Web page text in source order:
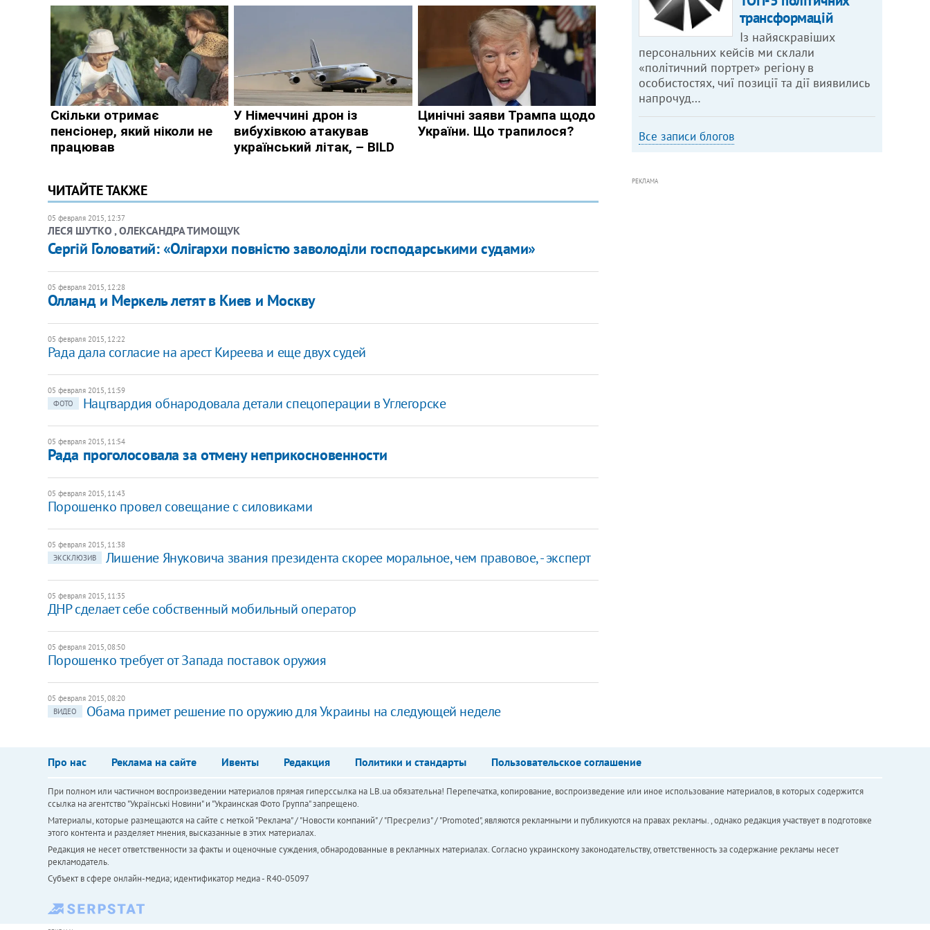
ЧИТАЙТЕ ТАКЖЕ
05 февраля 2015, 12:37
ЛЕСЯ ШУТКО , ОЛЕКСАНДРА ТИМОЩУК
Сергій Головатий: «Олігархи повністю заволоділи господарськими судами»
05 февраля 2015, 12:28
Олланд и Меркель летят в Киев и Москву
05 февраля 2015, 12:22
Рада дала согласие на арест Киреева и еще двух судей
05 февраля 2015, 11:59
ФОТО
Нацгвардия обнародовала детали спецоперации в Углегорске
05 февраля 2015, 11:54
Рада проголосовала за отмену неприкосновенности
05 февраля 2015, 11:43
Порошенко провел совещание с силовиками
05 февраля 2015, 11:38
ЭКСКЛЮЗИВ
Лишение Януковича звания президента скорее моральное, чем правовое, - эксперт
05 февраля 2015, 11:35
ДНР сделает себе собственный мобильный оператор
05 февраля 2015, 08:50
Порошенко требует от Запада поставок оружия
05 февраля 2015, 08:20
ВИДЕО
Обама примет решение по оружию для Украины на следующей неделе
трансформацій
Із найяскравіших
персональних кейсів ми склали
«політичний портрет» регіону в
особистостях, чиї позиції та дії виявились
напрочуд…
Все записи блогов
РЕКЛАМА
Про нас Реклама на сайте Ивенты Редакция Политики и стандарты Пользовательское соглашение
При полном или частичном воспроизведении материалов прямая гиперссылка на LB.ua обязательна! Перепечатка, копирование, воспроизведение или иное использование материалов, в которых содержится
ссылка на агентство "Українськi Новини" и "Украинская Фото Группа" запрещено.
Материалы, которые размещаются на сайте с меткой "Реклама" / "Новости компаний" / "Пресрелиз" / "Promoted", являются рекламными и публикуются на правах рекламы. , однако редакция участвует в подготовке
этого контента и разделяет мнения, высказанные в этих материалах.
Редакция не несет ответственности за факты и оценочные суждения, обнародованные в рекламных материалах. Согласно украинскому законодательству, ответственность за содержание рекламы несет
рекламодатель.
Субъект в сфере онлайн-медиа; идентификатор медиа - R40-05097